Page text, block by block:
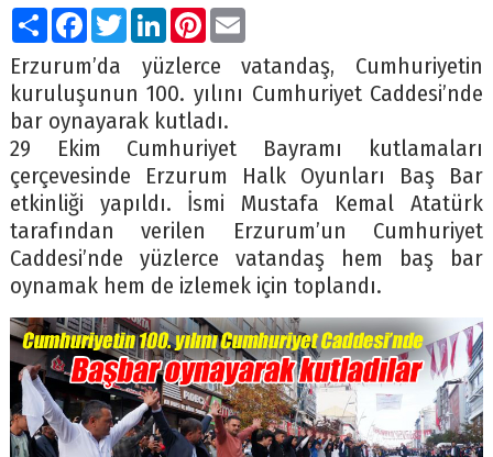
PaylaşFacebook
TwitterLinkedIn
Pinterest
Email
Erzurum’da yüzlerce vatandaş, Cumhuriyetin
kuruluşunun 100. yılını Cumhuriyet Caddesi’nde
bar oynayarak kutladı.
29 Ekim Cumhuriyet Bayramı kutlamaları
çerçevesinde Erzurum Halk Oyunları Baş Bar
etkinliği yapıldı. İsmi Mustafa Kemal Atatürk
tarafından verilen Erzurum’un Cumhuriyet
Caddesi’nde yüzlerce vatandaş hem baş bar
oynamak hem de izlemek için toplandı.